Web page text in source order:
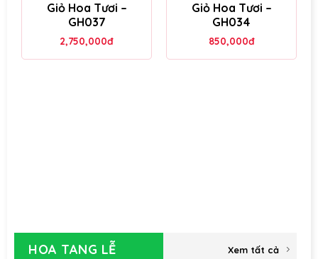
Giỏ Hoa Tươi –
GH037
2,750,000đ
Giỏ Hoa Tươi –
GH034
850,000đ
HOA TANG LỄ Xem tất cả